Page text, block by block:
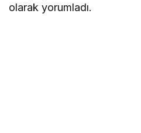
olarak yorumladı.